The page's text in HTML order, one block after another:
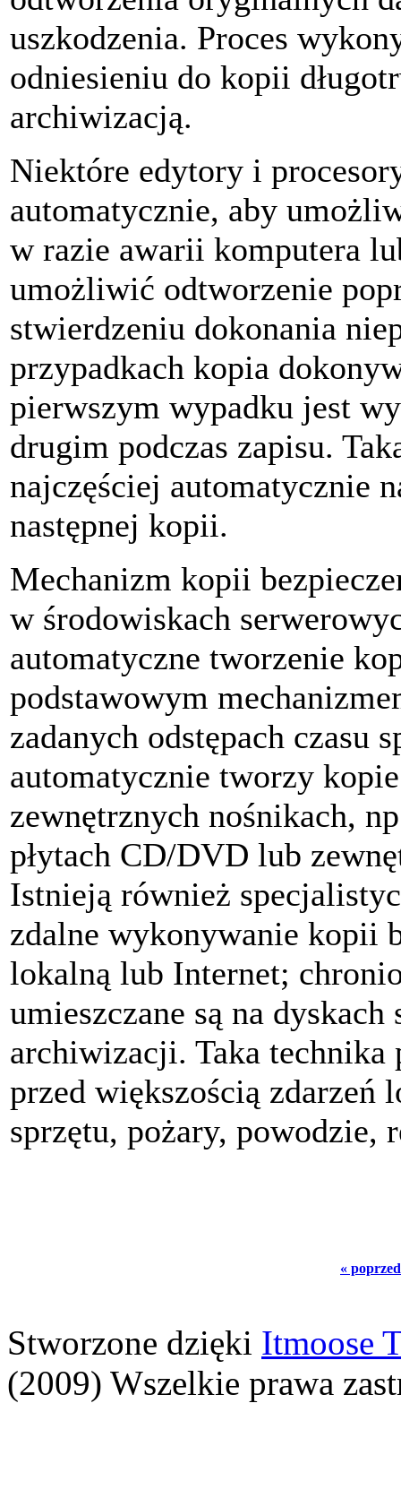
uszkodzenia. Proces
odniesieniu do kopii
archiwizacją.
Niektóre edytory i
automatycznie, aby
w razie awarii komputera
umożliwić odtworzenie
stwierdzeniu dokonania
przypadkach kopia
pierwszym wypadku jest
drugim podczas zapisu.
najczęściej automatycznie
następnej kopii.
Mechanizm kopii
w środowiskach
automatyczne tworzenie
podstawowym
zadanych odstępach czasu
automatycznie tworzy
zewnętrznych nośnikach,
płytach CD/DVD lub
Istnieją również
zdalne wykonywanie kopii
lokalną lub Internet;
umieszczane są na
archiwizacji. Taka technika
przed większością zdarzeń
sprzętu, pożary, powodzie,
«
Stworzone dzięki Itmoose
(2009) Wszelkie prawa